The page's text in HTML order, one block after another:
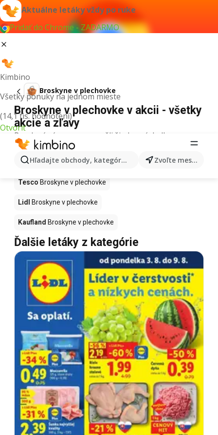
Aktuálne letáky vždy po ruke
Pridať do Chrome - ZADARMO
Kimbino
Všetky ponuky na jednom mieste
(14,1 tis. hodnotení)
Otvoriť
Hľadajte obchody, kategórie, produkty... Zvoľte mesto
Broskyne v plechovke
Broskyne v plechovke v akcii - všetky
akcie a zľavy
Pre daný výraz sme nenašli žiadne výsledky.
Broskyne v plechovke v akcii - Kde
kúpiť?
Tesco Broskyne v plechovke
Lidl Broskyne v plechovke
Kaufland Broskyne v plechovke
Ďalšie letáky z kategórie